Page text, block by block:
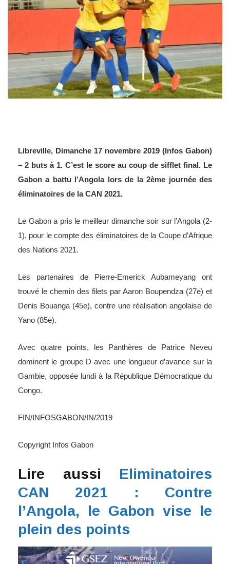
Libreville, Dimanche 17 novembre 2019 (Infos Gabon)
– 2 buts à 1. C’est le score au coup de sifflet final. Le
Gabon a battu l’Angola lors de la 2ème journée des
éliminatoires de la CAN 2021.
Le Gabon a pris le meilleur dimanche soir sur l’Angola (2-
1), pour le compte des éliminatoires de la Coupe d’Afrique
des Nations 2021.
Les partenaires de Pierre-Emerick Aubameyang ont
trouvé le chemin des filets par Aaron Boupendza (27e) et
Denis Bouanga (45e), contre une réalisation angolaise de
Yano (85e).
Avec quatre points, les Panthères de Patrice Neveu
dominent le groupe D avec une longueur d’avance sur la
Gambie, opposée lundi à la République Démocratique du
Congo.
FIN/INFOSGABON/IN/2019
Copyright Infos Gabon
Lire aussi Eliminatoires
CAN 2021 : Contre
l’Angola, le Gabon vise le
plein des points